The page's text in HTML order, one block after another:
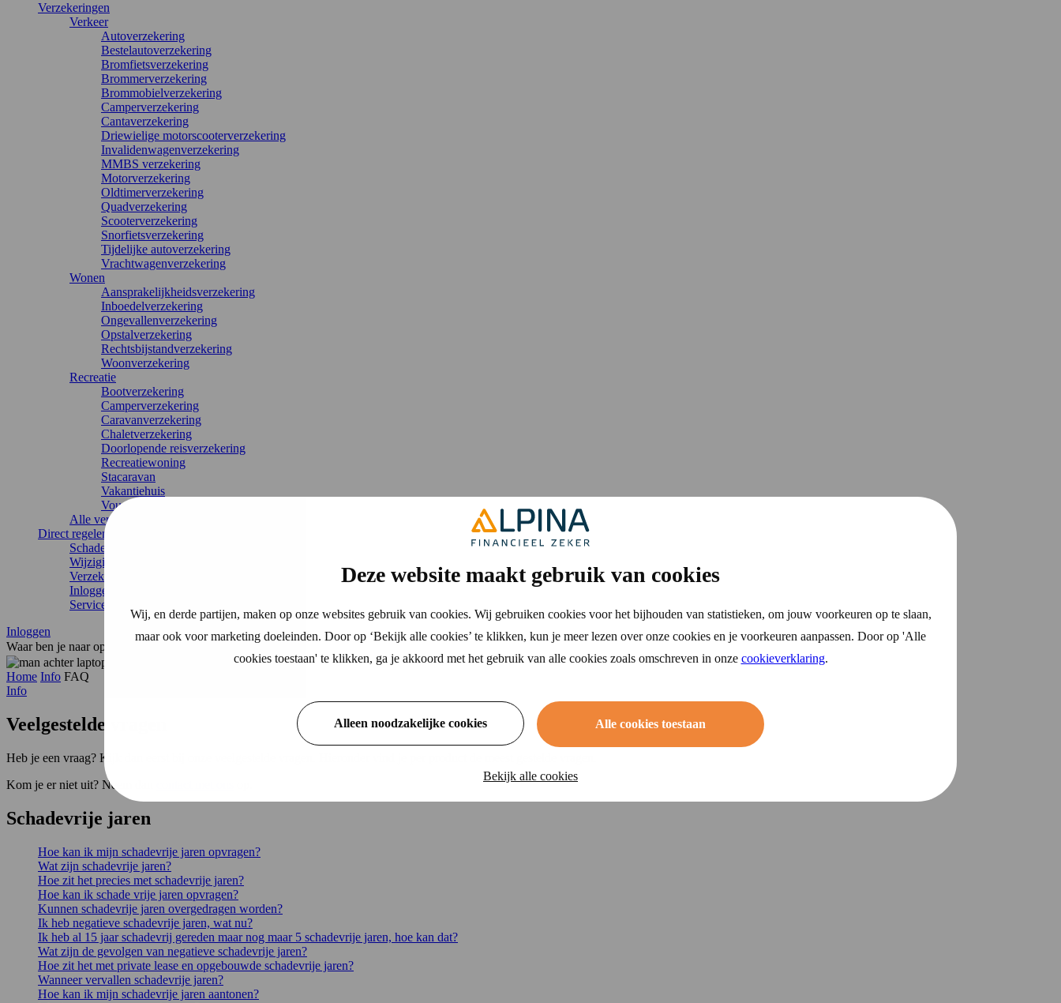
Deze website maakt gebruik van cookies
Wij, en derde partijen, maken op onze websites gebruik van cookies. Wij gebruiken cookies voor het bijhouden van statistieken, om jouw voorkeuren op te slaan,
maar ook voor marketing doeleinden. Door op ‘Bekijk alle cookies’ te klikken, kun je meer lezen over onze cookies en je voorkeuren aanpassen. Door op 'Alle
cookies toestaan' te klikken, ga je akkoord met het gebruik van alle cookies zoals omschreven in onze cookieverklaring.
Alleen noodzakelijke cookies Alle cookies toestaan
Bekijk alle cookies
Verzekeringen
Verkeer
Autoverzekering
Bestelautoverzekering
Bromfietsverzekering
Brommerverzekering
Brommobielverzekering
Camperverzekering
Cantaverzekering
Driewielige motorscooterverzekering
Invalidenwagenverzekering
MMBS verzekering
Motorverzekering
Oldtimerverzekering
Quadverzekering
Scooterverzekering
Snorfietsverzekering
Tijdelijke autoverzekering
Vrachtwagenverzekering
Wonen
Aansprakelijkheidsverzekering
Inboedelverzekering
Ongevallenverzekering
Opstalverzekering
Rechtsbijstandverzekering
Woonverzekering
Recreatie
Bootverzekering
Camperverzekering
Caravanverzekering
Chaletverzekering
Doorlopende reisverzekering
Recreatiewoning
Stacaravan
Vakantiehuis
Vouwwagenverzekering
Alle verzekeringen
Direct regelen
Schade melden
Wijziging doorgeven
Verzekering annuleren
Inloggen
Service & contact
Inloggen
Waar ben je naar op zoek?
Home Info FAQ
Info
Veelgestelde
Heb je een vraag? Kijk dan eerst bij onze veelgestelde vragen. Hieronder vind je per product de meest gestelde vragen.
Kom je er niet uit? Neem dan
Schadevrije jaren
Hoe kan ik mijn schadevrije jaren opvragen?
Wat zijn schadevrije jaren?
Hoe zit het precies met schadevrije jaren?
Hoe kan ik schade vrije jaren opvragen?
Kunnen schadevrije jaren overgedragen worden?
Ik heb negatieve schadevrije jaren, wat nu?
Ik heb al 15 jaar schadevrij gereden maar nog maar 5 schadevrije jaren, hoe kan dat?
Wat zijn de gevolgen van negatieve schadevrije jaren?
Hoe zit het met private lease en opgebouwde schadevrije jaren?
Wanneer vervallen schadevrije jaren?
Hoe kan ik mijn schadevrije jaren aantonen?